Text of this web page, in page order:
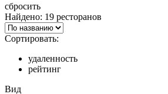
сбросить
Найдено: 19 ресторанов
Сортировать:
удаленность
рейтинг
Вид